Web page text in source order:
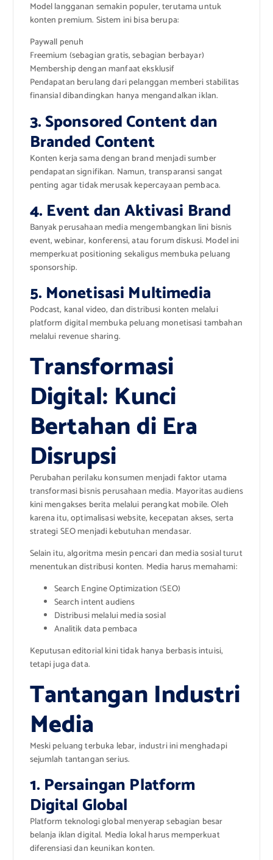
Model langganan semakin populer, terutama untuk
konten premium. Sistem ini bisa berupa:
Paywall penuh
Freemium (sebagian gratis, sebagian berbayar)
Membership dengan manfaat eksklusif
Pendapatan berulang dari pelanggan memberi stabilitas
finansial dibandingkan hanya mengandalkan iklan.
3. Sponsored Content dan
Branded Content
Konten kerja sama dengan brand menjadi sumber
pendapatan signifikan. Namun, transparansi sangat
penting agar tidak merusak kepercayaan pembaca.
4. Event dan Aktivasi Brand
Banyak perusahaan media mengembangkan lini bisnis
event, webinar, konferensi, atau forum diskusi. Model ini
memperkuat positioning sekaligus membuka peluang
sponsorship.
5. Monetisasi Multimedia
Podcast, kanal video, dan distribusi konten melalui
platform digital membuka peluang monetisasi tambahan
melalui revenue sharing.
Transformasi
Digital: Kunci
Bertahan di Era
Disrupsi
Perubahan perilaku konsumen menjadi faktor utama
transformasi bisnis perusahaan media. Mayoritas audiens
kini mengakses berita melalui perangkat mobile. Oleh
karena itu, optimalisasi website, kecepatan akses, serta
strategi SEO menjadi kebutuhan mendasar.
Selain itu, algoritma mesin pencari dan media sosial turut
menentukan distribusi konten. Media harus memahami:
Search Engine Optimization (SEO)
Search intent audiens
Distribusi melalui media sosial
Analitik data pembaca
Keputusan editorial kini tidak hanya berbasis intuisi,
tetapi juga data.
Tantangan Industri
Media
Meski peluang terbuka lebar, industri ini menghadapi
sejumlah tantangan serius.
1. Persaingan Platform
Digital Global
Platform teknologi global menyerap sebagian besar
belanja iklan digital. Media lokal harus memperkuat
diferensiasi dan keunikan konten.